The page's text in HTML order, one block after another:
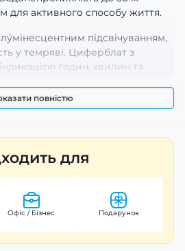
для активного способу життя.
підсвічуванням,
у темряві. Циферблат з
годин, хвилин та
забезпечуючи комфорт
не просто аксесуар, а надійний
який доповнить ваш стиль і
Придбайте його і
яка гарантується на строк 24
повністю
для
Офіс / Бізнес Подарунок